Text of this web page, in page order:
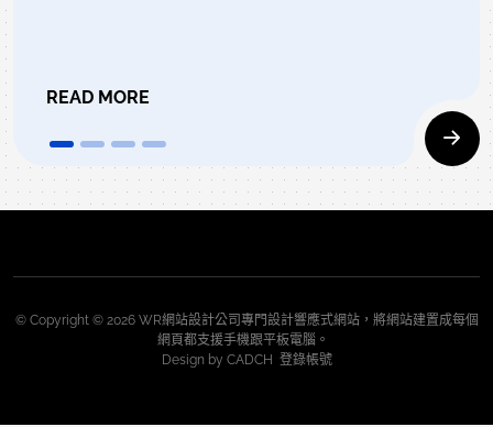
READ MORE
© Copyright © 2026 WR網站設計公司專門設計響應式網站，將網站建置成每個
網頁都支援手機跟平板電腦。
Design by CADCH 登錄帳號